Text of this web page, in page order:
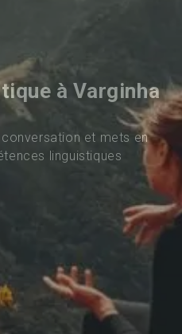
à Varginha
conversation et mets en
linguistiques